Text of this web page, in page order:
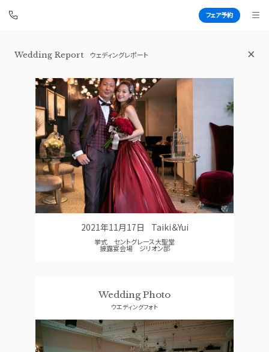
フェア予約
青山セントグレース大聖堂
TOP
トップ
BRIDAL FAIR
ブライダルフェア
FAIR CAMPAIGN
フェアキャンペーンのご案内
WEDDING REPORT
体験者レポート
PHOTO GALLERY
フォトギャラリー
PLAN
プラン
CEREMONY PARTY
披露宴会場
SMALL WEDDING ACCESS
GUEST
ご列席者の皆さまへ
QA
よくあるご質問
Wedding Report ウェディングレポート
2021年11月17日 Taiki＆Yui
挙式 セントグレース大聖堂
披露宴会場 ジリオン邸
Wedding Photo
ウエディングフォト